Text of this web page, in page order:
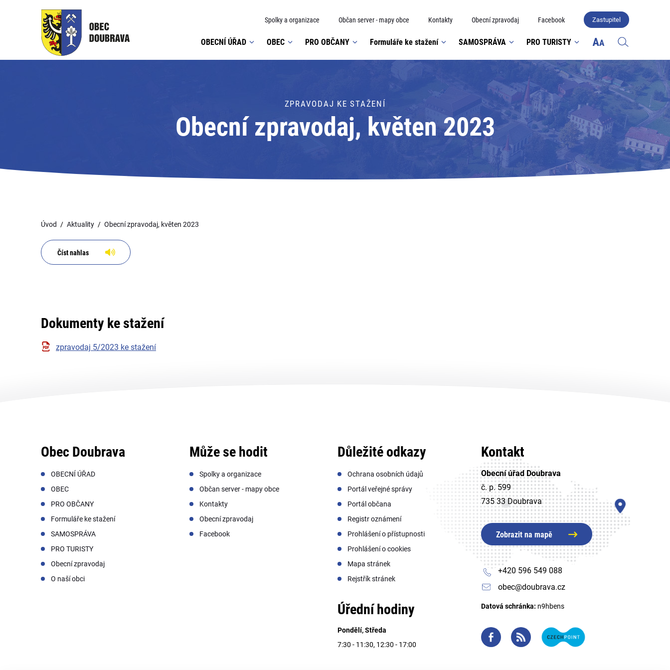
Spolky a organizace Občan server - mapy obce Kontakty Obecní zpravodaj Facebook Zastupitel
OBECNÍ ÚŘAD OBEC PRO OBČANY Formuláře ke stažení SAMOSPRÁVA PRO TURISTY
ZPRAVODAJ KE STAŽENÍ
Obecní zpravodaj, květen 2023
Úvod Aktuality Obecní zpravodaj, květen 2023
Číst nahlas
Dokumenty ke stažení
zpravodaj 5/2023 ke stažení
Obec Doubrava
OBECNÍ ÚŘAD
OBEC
PRO OBČANY
Formuláře ke stažení
SAMOSPRÁVA
PRO TURISTY
Obecní zpravodaj
O naší obci
Může se hodit
Spolky a organizace
Občan server - mapy obce
Kontakty
Obecní zpravodaj
Facebook
Důležité odkazy
Ochrana osobních údajů
Portál veřejné správy
Portál občana
Registr oznámení
Prohlášení o přístupnosti
Prohlášení o cookies
Mapa stránek
Rejstřík stránek
Úřední hodiny
Pondělí, Středa
7:30 - 11:30, 12:30 - 17:00
Kontakt
Obecní úřad Doubrava
č. p. 599
735 33 Doubrava
Zobrazit na mapě
+420 596 549 088
obec@doubrava.cz
Datová schránka: n9hbens